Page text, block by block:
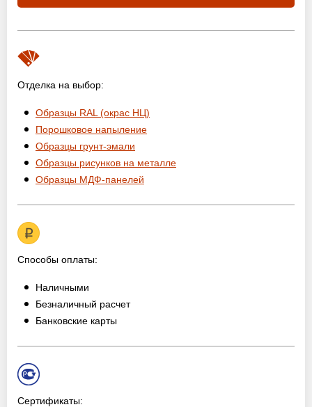
Отделка на выбор:
Образцы RAL (окрас НЦ)
Порошковое напыление
Образцы грунт-эмали
Образцы рисунков на металле
Образцы МДФ-панелей
Способы оплаты:
Наличными
Безналичный расчет
Банковские карты
Сертификаты: